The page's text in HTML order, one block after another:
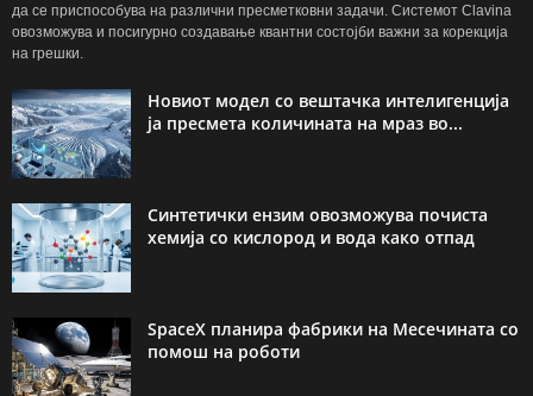
да се приспособува на различни пресметковни задачи. Системот Clavina
овозможува и посигурно создавање квантни состојби важни за корекција
на грешки.
Новиот модел со вештачка интелигенција
ја пресмета количината на мраз во...
Синтетички ензим овозможува почиста
хемија со кислород и вода како отпад
SpaceX планира фабрики на Месечината со
помош на роботи